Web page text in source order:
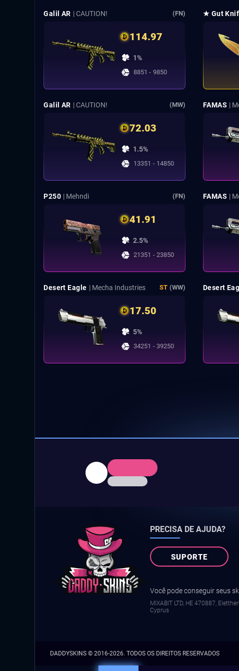
Galil AR | CAUTION! (FN)
114.97
1%
8851 - 9850
★ Gut
Galil AR | CAUTION! (MW)
72.03
1.5%
13351 - 14850
FAMAS |
P250 | Mehndi (FN)
41.91
2.5%
21351 - 23850
FAMAS |
Desert Eagle | Mecha Industries ST (WW)
17.50
5%
34251 - 39250
Desert
PRECISA DE AJUDA?
SUPORTE
Você pode conseguir seus
MIXABIT LTD, ΗΕ 470887,
Cyprus
DADDYSKINS © 2016-2026. TODOS OS DIREITOS RESERVADOS